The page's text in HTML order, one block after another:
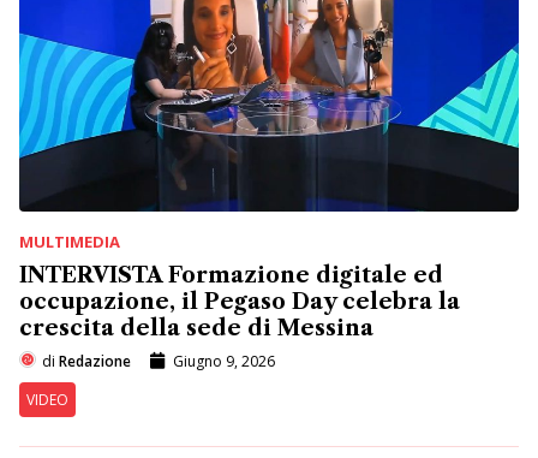
MULTIMEDIA
INTERVISTA Formazione digitale ed
occupazione, il Pegaso Day celebra la
crescita della sede di Messina
di Redazione
Giugno 9, 2026
VIDEO